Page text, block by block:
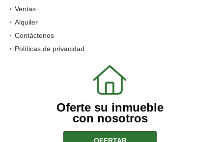
Ventas
Alquiler
Contáctenos
Políticas de privacidad
Oferte su inmueble
con nosotros